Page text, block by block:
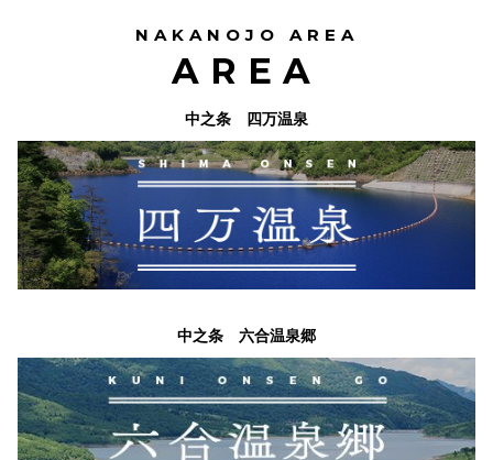
NAKANOJO AREA
AREA
中之条 四万温泉
中之条 六合温泉郷